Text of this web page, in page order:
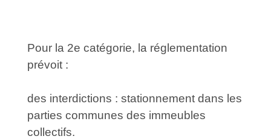
Pour la 2e catégorie, la réglementation
prévoit :
des interdictions : stationnement dans les
parties communes des immeubles
collectifs.